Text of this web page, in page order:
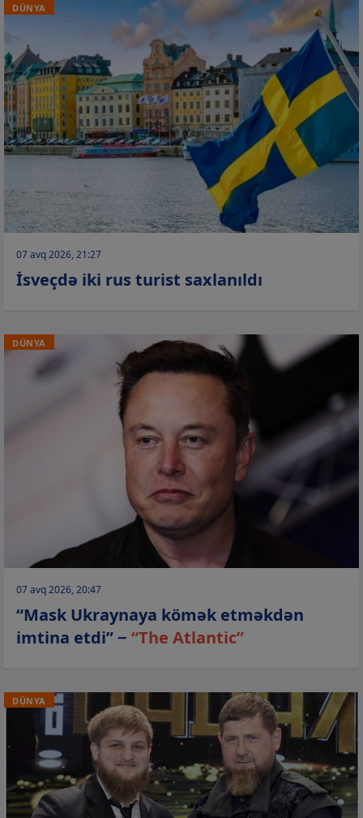
DÜNYA
07 avq 2026, 21:27
İsveçdə iki rus turist saxlanıldı
DÜNYA
07 avq 2026, 20:47
“Mask Ukraynaya kömək etməkdən
imtina etdi” − “The Atlantic”
DÜNYA